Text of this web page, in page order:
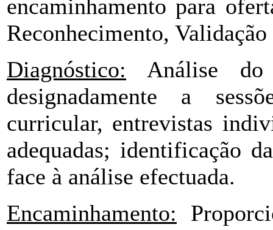
encaminhamento para
Reconhecimento,
Diagnóstico: Análise do
designadamente a
curricular, entrevistas
adequadas; identificação
face à análise efectuada.
Encaminhamento: